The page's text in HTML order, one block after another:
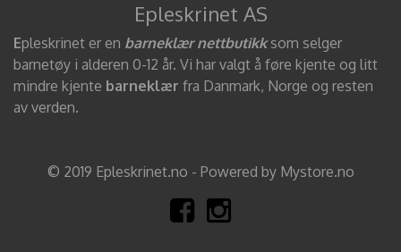
Epleskrinet AS
Epleskrinet er en barneklær nettbutikksom selger
barnetøy i alderen 0-12 år. Vi har valgt å føre kjente og litt
mindre kjente barneklær fra Danmark, Norge og resten
av verden.
© 2019 Epleskrinet.no - Powered by Mystore.no